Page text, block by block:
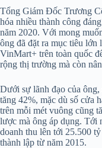
Tổng Giám Đốc Trương
hóa nhiều thành công
năm 2020. Với mong
ông đã đặt ra mục tiêu lớn
VinMart+ trên toàn quốc
rộng thị trường mà còn
Dưới sự lãnh đạo của
tăng 42%, mặc dù số cửa
trên mỗi mét vuông cũng
lược mà ông áp dụng. Tới
doanh thu lên tới 25.500
thành lập từ năm 2015.